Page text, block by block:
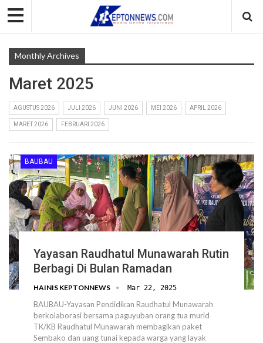
Monthly Archives
Maret 2025
AGUSTUS 2026 JULI 2026 JUNI 2026 MEI 2026 APRIL 2026
MARET 2026 FEBRUARI 2026
BAUBAU
Yayasan Raudhatul Munawarah Rutin
Berbagi Di Bulan Ramadan
HAINIS KEPTONNEWS Mar 22, 2025
BAUBAU-Yayasan Pendidikan Raudhatul Munawarah
berkolaborasi bersama paguyuban orang tua murid
TK/KB Raudhatul Munawarah membagikan paket
Sembako dan uang tunai kepada warga yang layak